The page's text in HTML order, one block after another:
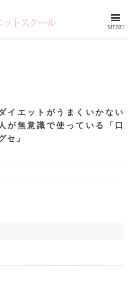
イエットがうまくいかない
人が無意識で使っている「口
セ」